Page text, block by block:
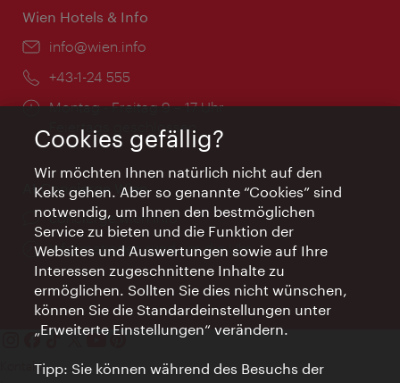
Wien Hotels & Info
Email:
info@wien.info
Telefon:
+43-1-24 555
Öffnungszeiten:
Montag - Freitag 9 – 17 Uhr
Feiertags geschlossen
AI Concierge Wien
Ort:
concierge.wien.info
Öffnungszeiten:
Informationen rund um die Uhr
Kontakt
Cookies gefällig?
Wir möchten Ihnen natürlich nicht auf den
Keks gehen. Aber so genannte “Cookies” sind
notwendig, um Ihnen den bestmöglichen
Service zu bieten und die Funktion der
Websites und Auswertungen sowie auf Ihre
Interessen zugeschnittene Inhalte zu
ermöglichen. Sollten Sie dies nicht wünschen,
können Sie die Standardeinstellungen unter
„Erweiterte Einstellungen“ verändern.
Tipp: Sie können während des Besuchs der